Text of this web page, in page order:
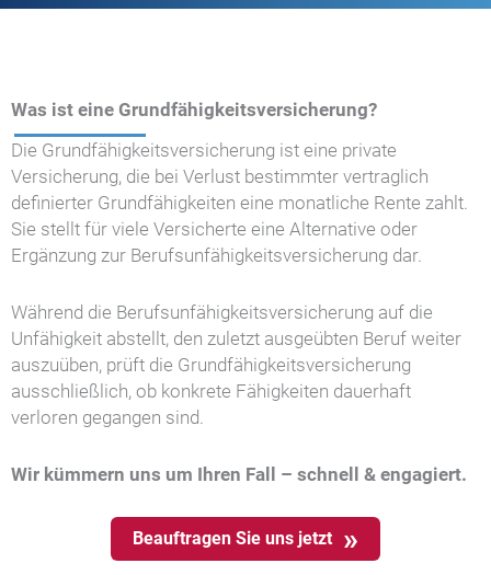
Was ist eine Grundfähigkeitsversicherung?
Die Grundfähigkeitsversicherung ist eine private
Versicherung, die bei Verlust bestimmter vertraglich
definierter Grundfähigkeiten eine monatliche Rente zahlt.
Sie stellt für viele Versicherte eine Alternative oder
Ergänzung zur Berufsunfähigkeitsversicherung dar.
Während die Berufsunfähigkeitsversicherung auf die
Unfähigkeit abstellt, den zuletzt ausgeübten Beruf weiter
auszuüben, prüft die Grundfähigkeitsversicherung
ausschließlich, ob konkrete Fähigkeiten dauerhaft
verloren gegangen sind.
Wir kümmern uns um Ihren Fall – schnell & engagiert.
Beauftragen Sie uns jetzt